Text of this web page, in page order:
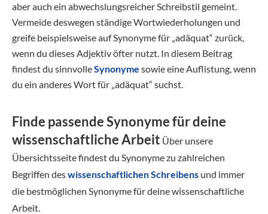
aber auch ein abwechslungsreicher Schreibstil gemeint.
Vermeide deswegen ständige Wortwiederholungen und
greife beispielsweise auf Synonyme für „adäquat“ zurück,
wenn du dieses Adjektiv öfter nutzt. In diesem Beitrag
findest du sinnvolleSynonyme sowie eine Auflistung, wenn
du ein anderes Wort für „adäquat“ suchst.
Finde passende Synonyme für deine
wissenschaftliche Arbeit Über unsere
Übersichtsseite findest du Synonyme zu zahlreichen
Begriffen deswissenschaftlichen Schreibens und immer
die bestmöglichen Synonyme für deine wissenschaftliche
Arbeit.